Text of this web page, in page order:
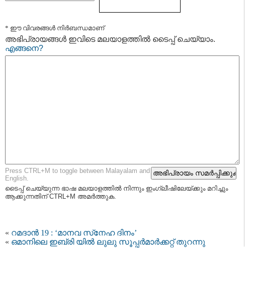
* ഈ വിവരങ്ങള്‍ നിര്‍ബന്ധമാണ്
അഭിപ്രായങ്ങള്‍ ഇവിടെ മലയാളത്തില്‍ ടൈപ്പ് ചെയ്യാം.
എങ്ങനെ?
Press CTRL+M to toggle between Malayalam and
English.
ടൈപ്പ്‌ ചെയ്യുന്ന ഭാഷ മലയാളത്തില്‍ നിന്നും ഇംഗ്ലീഷിലേയ്ക്കും മറിച്ചും
ആക്കുന്നതിന് CTRL+M അമര്‍ത്തുക.
« റമദാന്‍ 19 : ‘മാനവ സ്‌നേഹ ദിനം’
« ഒമാനിലെ ഇബ്രി യില്‍ ലുലു സൂപ്പര്‍മാര്‍ക്കറ്റ് തുറന്നു